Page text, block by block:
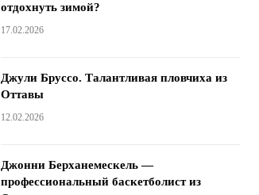
отдохнуть зимой?
17.02.2026
Джули Бруссо. Талантливая пловчиха из
Оттавы
12.02.2026
Джонни Берханемескель —
профессиональный баскетболист из